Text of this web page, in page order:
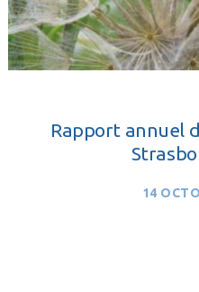
Rapport annuel
14